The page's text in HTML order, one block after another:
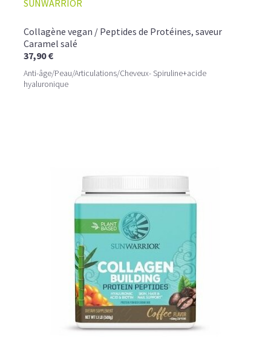
SUNWARRIOR
Collagène vegan / Peptides de Protéines, saveur
Caramel salé
37,90 €
Anti-âge/Peau/Articulations/Cheveux- Spiruline+acide
hyaluronique